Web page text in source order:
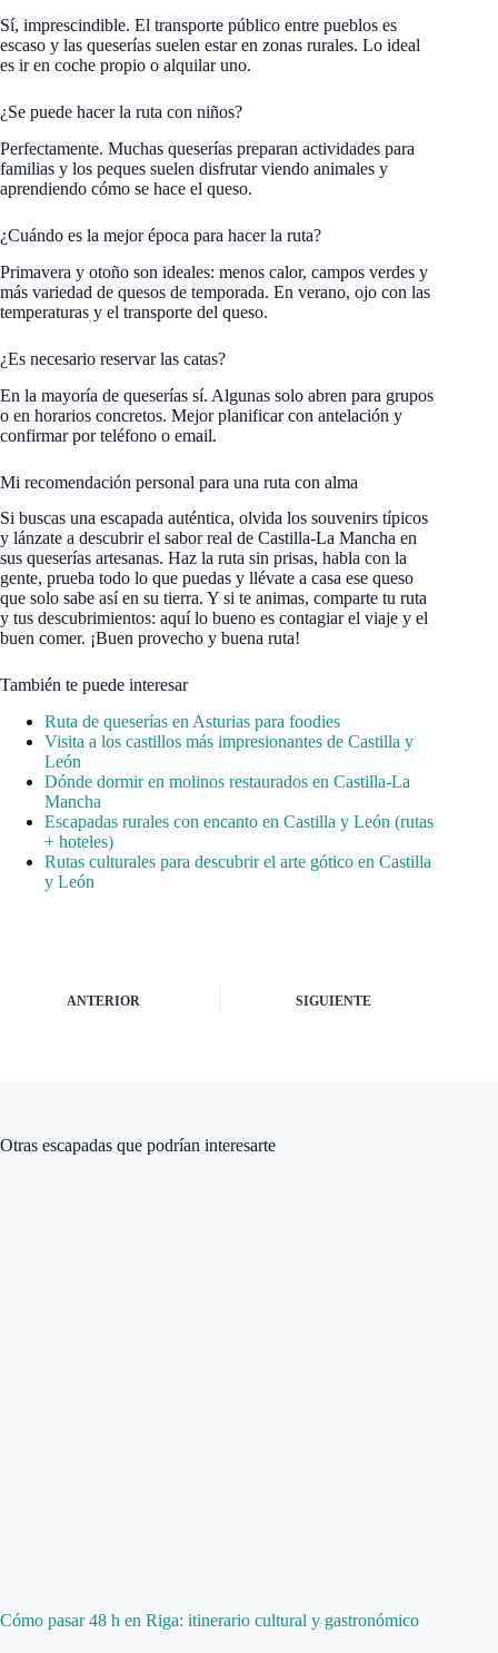
Sí, imprescindible. El transporte público entre pueblos es
escaso y las queserías suelen estar en zonas rurales. Lo ideal
es ir en coche propio o alquilar uno.
¿Se puede hacer la ruta con niños?
Perfectamente. Muchas queserías preparan actividades para
familias y los peques suelen disfrutar viendo animales y
aprendiendo cómo se hace el queso.
¿Cuándo es la mejor época para hacer la ruta?
Primavera y otoño son ideales: menos calor, campos verdes y
más variedad de quesos de temporada. En verano, ojo con las
temperaturas y el transporte del queso.
¿Es necesario reservar las catas?
En la mayoría de queserías sí. Algunas solo abren para grupos
o en horarios concretos. Mejor planificar con antelación y
confirmar por teléfono o email.
Mi recomendación personal para una ruta con alma
Si buscas una escapada auténtica, olvida los souvenirs típicos
y lánzate a descubrir el sabor real de Castilla-La Mancha en
sus queserías artesanas. Haz la ruta sin prisas, habla con la
gente, prueba todo lo que puedas y llévate a casa ese queso
que solo sabe así en su tierra. Y si te animas, comparte tu ruta
y tus descubrimientos: aquí lo bueno es contagiar el viaje y el
buen comer. ¡Buen provecho y buena ruta!
También te puede interesar
Ruta de queserías en Asturias para foodies
Visita a los castillos más impresionantes de Castilla y
León
Dónde dormir en molinos restaurados en Castilla-La
Mancha
Escapadas rurales con encanto en Castilla y León (rutas
+ hoteles)
Rutas culturales para descubrir el arte gótico en Castilla
y León
ANTERIOR SIGUIENTE
Otras escapadas que podrían interesarte
Cómo pasar 48 h en Riga: itinerario cultural y gastronómico